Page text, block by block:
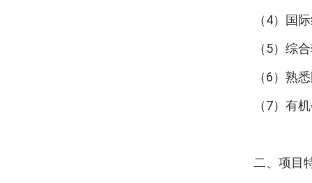
（4）国
（5）综
（6）熟
（7）有
二、项目